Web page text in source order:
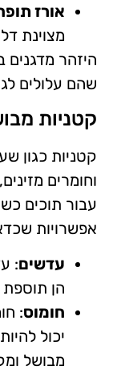
אורז
מצוינת
היזהר מדגנים
שהם עלולים
קטניות
קטניות כגון
וחומרים
עבור תוכים
אפשרויות
עדשים:
הן תוספת
חומוס:
יכול
מבושל